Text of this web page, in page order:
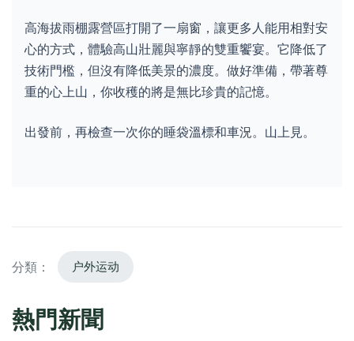
高海拔雨棚露營區打開了一扇窗，讓更多人能用相對安
心的方式，體驗高山壯麗與寧靜的雙重饗宴。它降低了
技術門檻，但沒有降低美景的濃度。做好準備，帶著尊
重的心上山，你收穫的將是無比珍貴的記憶。
出發前，再檢查一次你的睡袋溫標和車況。山上見。
分類： 户外运动
熱門新聞